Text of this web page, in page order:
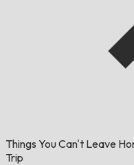
Things You Can't Leave
Trip